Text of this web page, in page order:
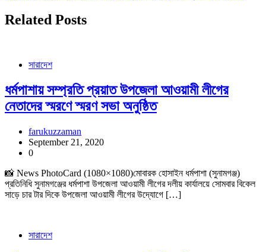
Related Posts
সারাদেশ
ধর্মপাশায় সম্প্রতি প্রয়াত উপজেলা আওয়ামী লীগের
নেতাদের স্মরণে স্মরণ সভা অনুষ্ঠিত
farukuzzaman
September 21, 2020
0
📸 News PhotoCard (1080×1080)মোবারক হোসাইন ধর্মপাশা (সুনামগঞ্জ)
প্রতিনিধি সুনামগঞ্জের ধর্মপাশা উপজেলা আওয়ামী লীগের দলীয় কার্যালয়ে সোমবার বিকেল
সাড়ে চার টার দিকে উপজেলা আওয়ামী লীগের উদ্যোগে […]
সারাদেশ